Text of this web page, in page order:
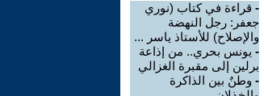
- قراءة في كتاب (نوري
جعفر: رجل النهضة
والإصلاح) للأستاذ ياسر ...
- يونس بحري.. من إذاعة
برلين إلى مقبرة الغزالي
- وطنٌ بين الذاكرة